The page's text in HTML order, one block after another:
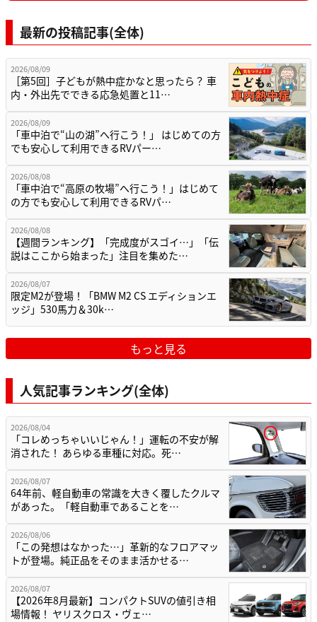
最新の投稿記事(全体)
2026/08/09
［第5回］子どもが熱中症かなと思ったら？ 車
内・外出先でできる応急処置と11…
2026/08/09
「車中泊で“山の湖”へ行こう！」 はじめての方
でも安心して利用できるRVパー…
2026/08/08
「車中泊で“高原の牧場”へ行こう！」はじめて
の方でも安心して利用できるRVパ…
2026/08/08
【週間ランキング】「完成度がスゴイ…」「伝
説はここから始まった」注目を集めた…
2026/08/07
限定M2が登場！「BMW M2 CS エディションエ
ッジ」530馬力＆30k…
もっと見る
人気記事ランキング(全体)
2026/08/04
「コレめっちゃいいじゃん！」運転の不安が解
消された！ あらゆる車種に対応。死…
2026/08/07
64年前、軽自動車の常識を大きく覆したクルマ
があった。「軽自動車であることを…
2026/08/06
「この発想はなかった…」革新的なフロアマッ
トが登場。純正品をそのまま活かせる…
2026/08/07
【2026年8月最新】コンパクトSUVの値引き相
場情報！ ヤリスクロス・ヴェ…